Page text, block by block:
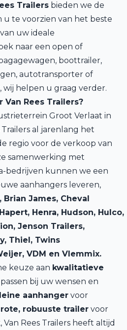
Trailers bieden we de
u te voorzien van het beste
uw ideale
naar een open of
boottrailer,
autotransporter of
wij helpen u graag verder.
Rees Trailers?
Groot Verlaat in
Trailers al jarenlang het
regio voor de verkoop van
samenwerking met
bedrijven kunnen we een
aanhangers leveren,
Brian James, Cheval
Hapert, Henra, Hudson, Hulco,
Jenson Trailers,
Thiel, Twins
VDM en Vlemmix.
keuze aan kwalitatieve
bij uw wensen en
aanhanger voor
robuuste trailer voor
Rees Trailers heeft altijd